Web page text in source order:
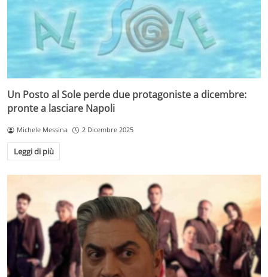
Un Posto al Sole perde due protagoniste a dicembre:
pronte a lasciare Napoli
Michele Messina 2 Dicembre 2025
Leggi di più